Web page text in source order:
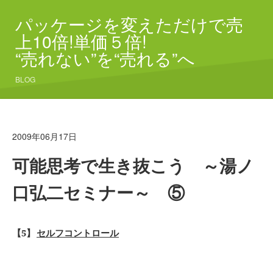
パッケージを変えただけで売
上10倍!単価５倍!
“売れない”を“売れる”へ
BLOG
2009年06月17日
可能思考で生き抜こう ～湯ノ
口弘二セミナー～ ⑤
【5】 セルフコントロール